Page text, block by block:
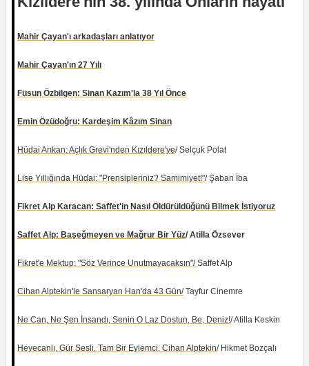
Mahir Çayan'ı arkadaşları anlatıyor
Mahir Çayan'ın 27 Yılı
Füsun Özbilgen: Sinan Kazım'la 38 Yıl Önce
Emin Özüdoğru: Kardeşim Kâzım Sinan
Hüdai Arıkan: Açlık Grevi'nden Kızıldere'ye/ Selçuk Polat
Lise Yıllığında Hüdai: "Prensipleriniz? Samimiyet!"/ Şaban İba
Fikret Alp Karacan: Saffet'in Nasıl Öldürüldüğünü Bilmek İstiyoruz
Saffet Alp: Başeğmeyen ve Mağrur Bir Yüz/ Atilla Özsever
Fikret'e Mektup: "Söz Verince Unutmayacaksın"/Saffet Alp
Cihan Alptekin'le Sansaryan Han'da 43 Gün/Tayfur Cinemre
Ne Can, Ne Şen İnsandı, Senin O Laz Dostun, Be, Deniz!/ Atilla Keskin
Heyecanlı, Gür Sesli, Tam Bir Eylemci, Cihan Alptekin/ Hikmet Bozçalı